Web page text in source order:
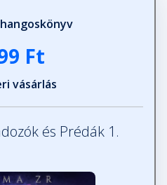
Ft
vásárlás
és Prédák 1.